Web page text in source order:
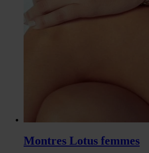
Montres Lotus femmes